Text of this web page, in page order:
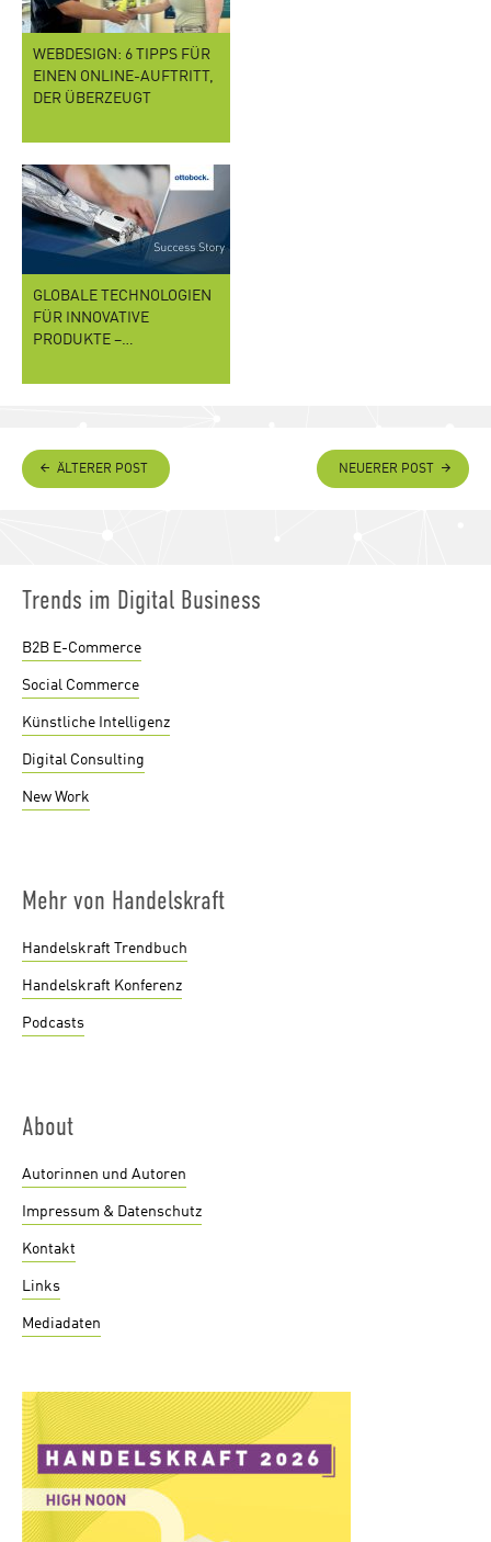
WEBDESIGN: 6 TIPPS FÜR
EINEN ONLINE-AUFTRITT,
DER ÜBERZEUGT
GLOBALE TECHNOLOGIEN
FÜR INNOVATIVE
PRODUKTE –…
ÄLTERER POST NEUERER POST
Trends im Digital Business
B2B E-Commerce
Social Commerce
Künstliche Intelligenz
Digital Consulting
New Work
Mehr von Handelskraft
Handelskraft Trendbuch
Handelskraft Konferenz
Podcasts
About
Autorinnen und Autoren
Impressum & Datenschutz
Kontakt
Links
Mediadaten